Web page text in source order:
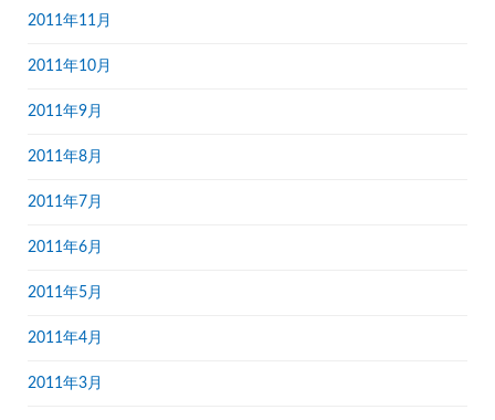
2011年11月
2011年10月
2011年9月
2011年8月
2011年7月
2011年6月
2011年5月
2011年4月
2011年3月